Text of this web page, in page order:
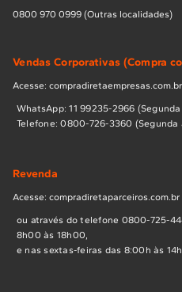
0800 970 0999 (Outras localidades)
Vendas Corporativas (Compra
Acesse: compradiretaempresas.com.br
WhatsApp: 11 99235-2966
Telefone: 0800-726-3360 (Segunda
Revenda
Acesse: compradiretaparceiros.com.br
ou através do telefone 0800-725-
8h00 às 18h00,
e nas sextas-feiras das 8:00h às